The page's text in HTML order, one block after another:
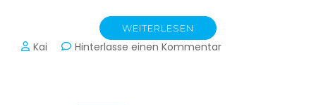
WEITERLESEN
Kai Hinterlasse einen Kommentarzu